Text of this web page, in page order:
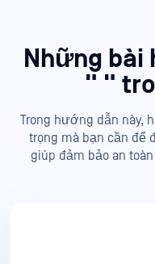
Những
" "
Trong hướng dẫn này,
trọng mà bạn cần để
giúp đảm bảo an